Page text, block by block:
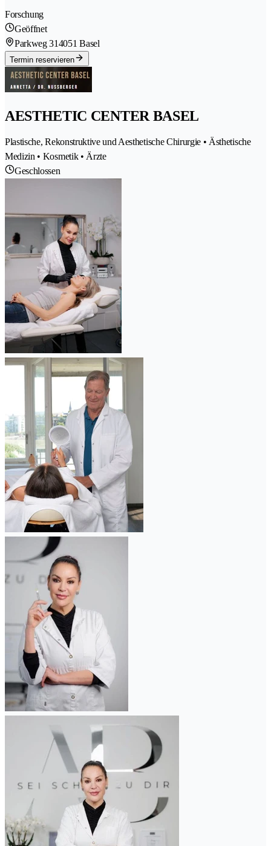
Forschung
Geöffnet
Parkweg 314051 Basel
Termin reservieren
AESTHETIC CENTER BASEL
Plastische, Rekonstruktive und Aesthetische Chirurgie • Ästhetische
Medizin • Kosmetik • Ärzte
Geschlossen